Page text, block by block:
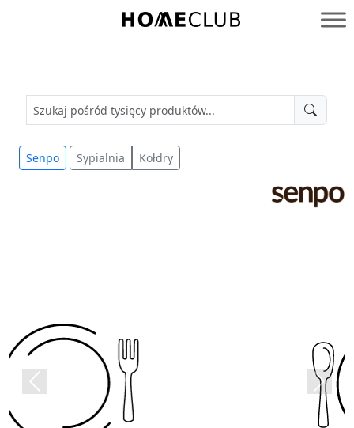
Homeclub
Senpo Sypialnia Kołdry
Previous Next